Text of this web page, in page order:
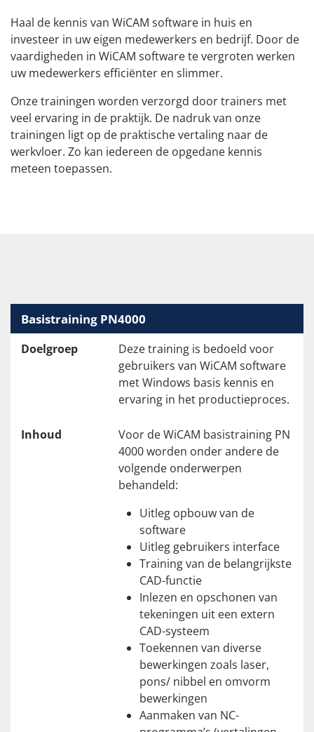
Overzicht
Modules
Interfaces
Systeemeisen
machines
voor training
Teamviewer
Haal de kennis van WiCAM software in huis en
investeer in uw eigen medewerkers en bedrijf. Door de
vaardigheden in WiCAM software te vergroten werken
uw medewerkers efficiënter en slimmer.
Onze trainingen worden verzorgd door trainers met
veel ervaring in de praktijk. De nadruk van onze
trainingen ligt op de praktische vertaling naar de
werkvloer. Zo kan iedereen de opgedane kennis
meteen toepassen.
Basistraining PN4000
Doelgroep
Deze training is bedoeld voor
gebruikers van WiCAM software
met Windows basis kennis en
ervaring in het productieproces.
Inhoud
Voor de WiCAM basistraining PN
4000 worden onder andere de
volgende onderwerpen
behandeld:
Uitleg opbouw van de
software
Uitleg gebruikers interface
Training van de belangrijkste
CAD-functie
Inlezen en opschonen van
tekeningen uit een extern
CAD-systeem
Toekennen van diverse
bewerkingen zoals laser,
pons/ nibbel en omvorm
bewerkingen
Aanmaken van NC-